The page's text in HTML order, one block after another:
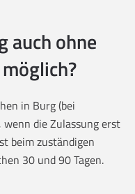
auch ohne
in Burg (bei
wenn die Zulassung erst
beim zuständigen
30 und 90 Tagen.